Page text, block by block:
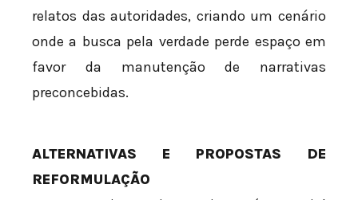
relatos das autoridades, criando um cenário
onde a busca pela verdade perde espaço em
favor da manutenção de narrativas
preconcebidas.
ALTERNATIVAS E PROPOSTAS DE
REFORMULAÇÃO